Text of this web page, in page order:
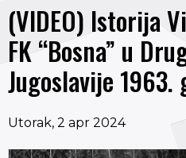
(VIDEO) Istorija
FK “Bosna” u
Jugoslavije 1963.
Utorak, 2 apr 2024